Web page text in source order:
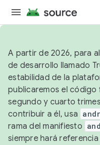
A partir de 2026, para
de desarrollo llamado
estabilidad de la
publicaremos el código
segundo y cuarto
contribuir a él, usa
rama del manifiesto
siempre hará